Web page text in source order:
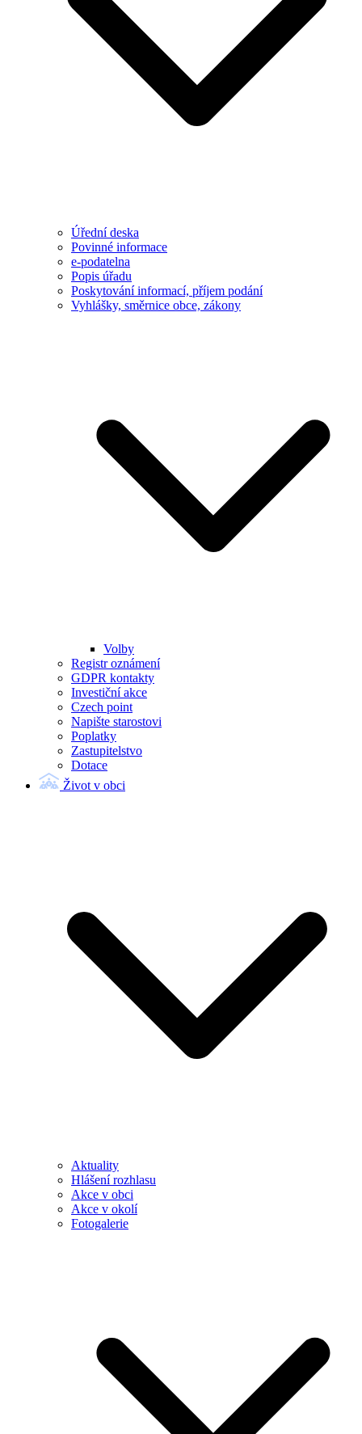
Úřední deska
Povinné informace
e-podatelna
Popis úřadu
Poskytování informací, příjem podání
Vyhlášky, směrnice obce, zákony
Volby
Registr oznámení
GDPR kontakty
Investiční akce
Czech point
Napište starostovi
Poplatky
Zastupitelstvo
Dotace
Život v obci
Aktuality
Hlášení rozhlasu
Akce v obci
Akce v okolí
Fotogalerie